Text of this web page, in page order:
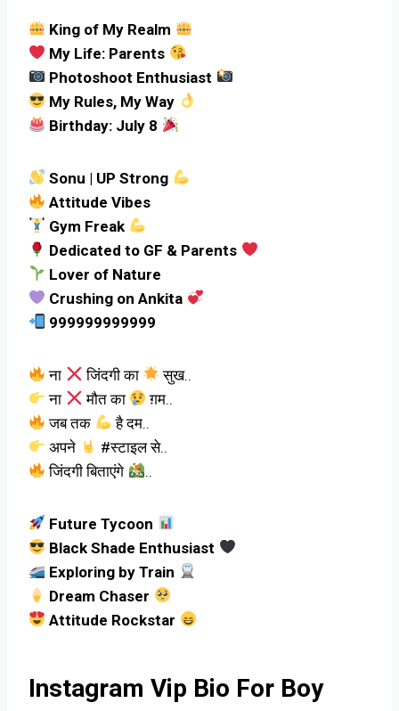
King of My Realm
My Life: Parents
Photoshoot Enthusiast
My Rules, My Way
Birthday: July 8
Sonu | UP Strong
Attitude Vibes
Gym Freak
Dedicated to GF & Parents
Lover of Nature
Crushing on Ankita
999999999999
ना जिंदगी का
सुख..
ना
मौत का
ग़म..
जब तक
है दम..
अपने
#स्टाइल से..
जिंदगी बिताएंगे
..
Future Tycoon
Black Shade Enthusiast
Exploring by Train
Dream Chaser
Attitude Rockstar
Instagram Vip Bio For Boy